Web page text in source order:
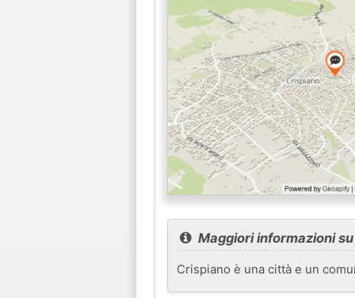
Maggiori informazioni
Crispiano è una città e un